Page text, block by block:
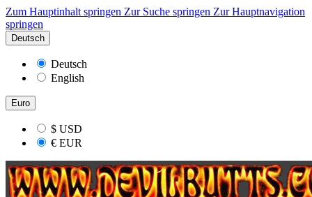
Zum Hauptinhalt springen Zur Suche springen Zur Hauptnavigation
springen
Deutsch
Deutsch
English
Euro
$ USD
€ EUR